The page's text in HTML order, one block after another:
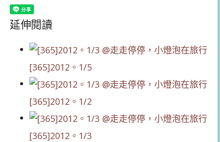
延伸閱讀
[365]2012。1/5
[365]2012。1/2
[365]2012。1/3